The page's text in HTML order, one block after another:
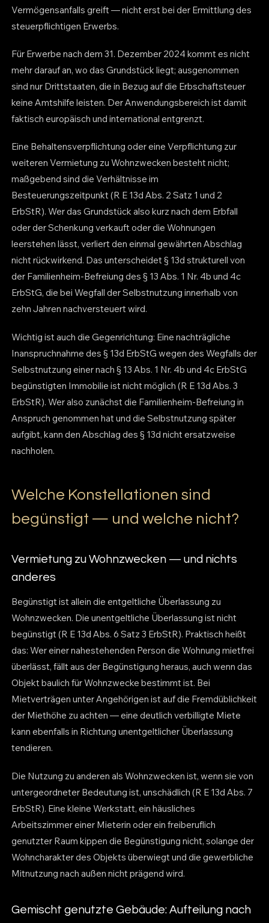
Vermögensanfalls greift — nicht erst bei der Ermittlung des
steuerpflichtigen Erwerbs.
Für Erwerbe nach dem 31. Dezember 2024 kommt es nicht
mehr darauf an, wo das Grundstück liegt; ausgenommen
sind nur Drittstaaten, die in Bezug auf die Erbschaftsteuer
keine Amtshilfe leisten. Der Anwendungsbereich ist damit
faktisch europäisch und international entgrenzt.
Eine Behaltensverpflichtung oder eine Verpflichtung zur
weiteren Vermietung zu Wohnzwecken besteht nicht;
maßgebend sind die Verhältnisse im
Besteuerungszeitpunkt (R E 13d Abs. 2 Satz 1 und 2
ErbStR). Wer das Grundstück also kurz nach dem Erbfall
oder der Schenkung verkauft oder die Wohnungen
leerstehen lässt, verliert den einmal gewährten Abschlag
nicht rückwirkend. Das unterscheidet § 13d strukturell von
der Familienheim-Befreiung des § 13 Abs. 1 Nr. 4b und 4c
ErbStG, die bei Wegfall der Selbstnutzung innerhalb von
zehn Jahren nachversteuert wird.
Wichtig ist auch die Gegenrichtung: Eine nachträgliche
Inanspruchnahme des § 13d ErbStG wegen des Wegfalls der
Selbstnutzung einer nach § 13 Abs. 1 Nr. 4b und 4c ErbStG
begünstigten Immobilie ist nicht möglich (R E 13d Abs. 3
ErbStR). Wer also zunächst die Familienheim-Befreiung in
Anspruch genommen hat und die Selbstnutzung später
aufgibt, kann den Abschlag des § 13d nicht ersatzweise
nachholen.
Welche Konstellationen sind
begünstigt — und welche nicht?
Vermietung zu Wohnzwecken — und nichts
anderes
Begünstigt ist allein die entgeltliche Überlassung zu
Wohnzwecken. Die unentgeltliche Überlassung ist nicht
begünstigt (R E 13d Abs. 6 Satz 3 ErbStR). Praktisch heißt
das: Wer einer nahestehenden Person die Wohnung mietfrei
überlässt, fällt aus der Begünstigung heraus, auch wenn das
Objekt baulich für Wohnzwecke bestimmt ist. Bei
Mietverträgen unter Angehörigen ist auf die Fremdüblichkeit
der Miethöhe zu achten — eine deutlich verbilligte Miete
kann ebenfalls in Richtung unentgeltlicher Überlassung
tendieren.
Die Nutzung zu anderen als Wohnzwecken ist, wenn sie von
untergeordneter Bedeutung ist, unschädlich (R E 13d Abs. 7
ErbStR). Eine kleine Werkstatt, ein häusliches
Arbeitszimmer einer Mieterin oder ein freiberuflich
genutzter Raum kippen die Begünstigung nicht, solange der
Wohncharakter des Objekts überwiegt und die gewerbliche
Mitnutzung nach außen nicht prägend wird.
Gemischt genutzte Gebäude: Aufteilung nach